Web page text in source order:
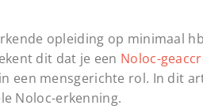
opleiding op minimaal
dit dat je een Noloc-
een mensgerichte rol. In dit
Noloc-erkenning.